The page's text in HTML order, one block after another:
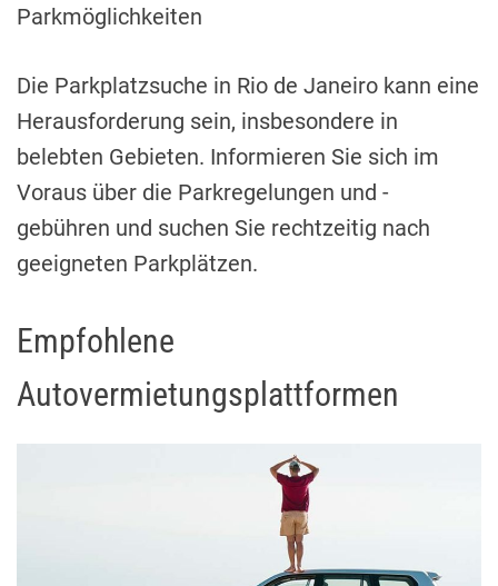
Parkmöglichkeiten
Die Parkplatzsuche in Rio de Janeiro kann eine
Herausforderung sein, insbesondere in
belebten Gebieten. Informieren Sie sich im
Voraus über die Parkregelungen und -
gebühren und suchen Sie rechtzeitig nach
geeigneten Parkplätzen.
Empfohlene
Autovermietungsplattformen